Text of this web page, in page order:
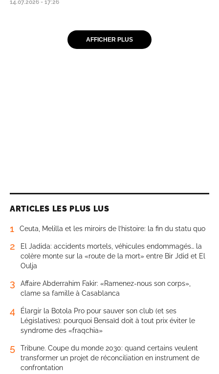
14.07.2026 - 17:26
AFFICHER PLUS
ARTICLES LES PLUS LUS
1 Ceuta, Melilla et les miroirs de l’histoire: la fin du statu quo
2
El Jadida: accidents mortels, véhicules endommagés… la
colère monte sur la «route de la mort» entre Bir Jdid et El
Oulja
3
Affaire Abderrahim Fakir: «Ramenez-nous son corps»,
clame sa famille à Casablanca
4
Élargir la Botola Pro pour sauver son club (et ses
Législatives): pourquoi Bensaïd doit à tout prix éviter le
syndrome des «fraqchia»
5
Tribune. Coupe du monde 2030: quand certains veulent
transformer un projet de réconciliation en instrument de
confrontation